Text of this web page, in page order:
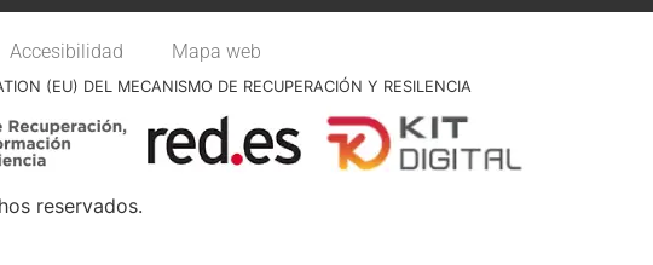
Accesibilidad Mapa web
(EU) DEL MECANISMO DE RECUPERACIÓN Y RESILENCIA
reservados.